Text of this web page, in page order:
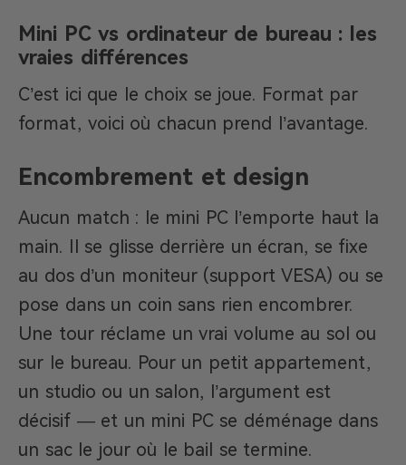
Mini PC vs ordinateur de bureau : les
vraies différences
C’est ici que le choix se joue. Format par
format, voici où chacun prend l’avantage.
Encombrement et design
Aucun match : le mini PC l’emporte haut la
main. Il se glisse derrière un écran, se fixe
au dos d’un moniteur (support VESA) ou se
pose dans un coin sans rien encombrer.
Une tour réclame un vrai volume au sol ou
sur le bureau. Pour un petit appartement,
un studio ou un salon, l’argument est
décisif — et un mini PC se déménage dans
un sac le jour où le bail se termine.